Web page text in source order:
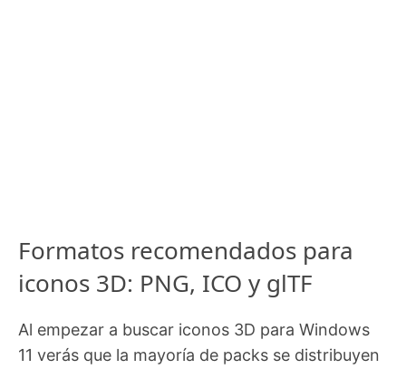
Formatos recomendados para
iconos 3D: PNG, ICO y glTF
Al empezar a buscar iconos 3D para Windows
11 verás que la mayoría de packs se distribuyen